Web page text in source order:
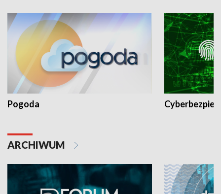
Pogoda
ARCHIWUM